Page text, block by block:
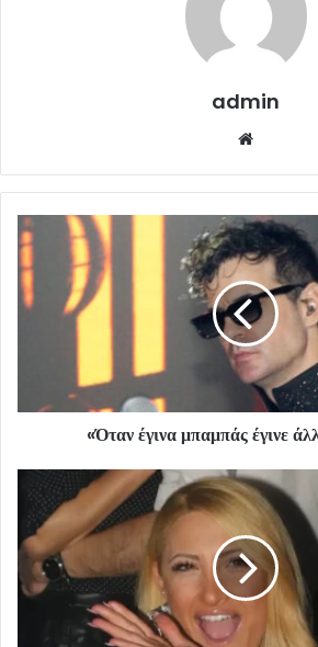
admin
«Όταν έγινα μπαμπάς έγινε